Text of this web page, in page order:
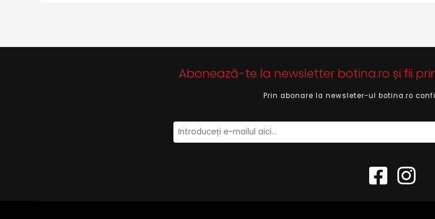
Abonează-te la newsletter botina.ro și fii
Prin abonare la newsleter-ul botina.ro